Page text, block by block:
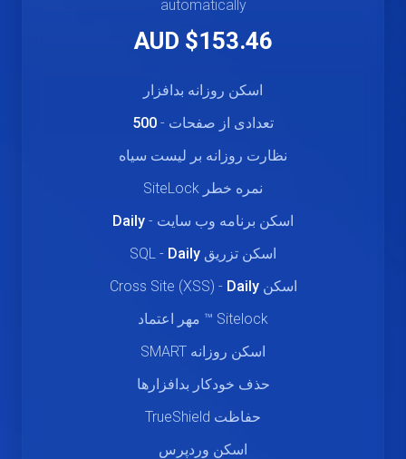
automatically
$153.46 AUD
اسکن روزانه بدافزار
تعدادی از صفحات - 500
نظارت روزانه بر لیست سیاه
نمره خطر SiteLock
اسکن برنامه وب سایت - Daily
اسکن تزریق SQL - Daily
اسکن Cross Site (XSS) -Daily
Sitelock ™ مهر اعتماد
اسکن روزانه SMART
حذف خودکار بدافزارها
حفاظت TrueShield
اسکن وردپرس